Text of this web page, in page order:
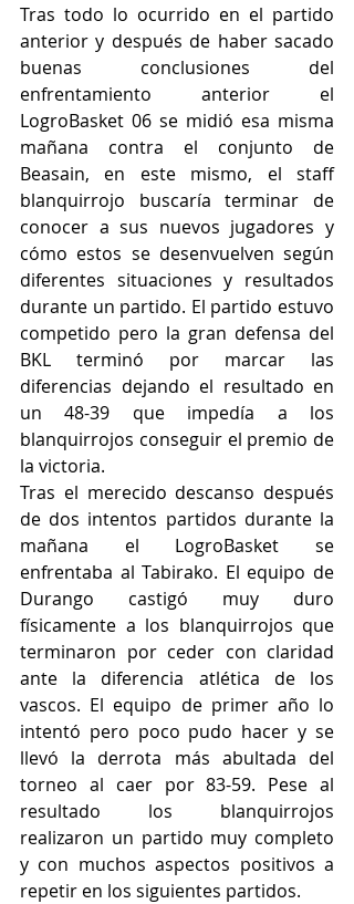
Tras todo lo ocurrido en el partido
anterior y después de haber sacado
buenas conclusiones del
enfrentamiento anterior el
LogroBasket 06 se midió esa misma
mañana contra el conjunto de
Beasain, en este mismo, el staff
blanquirrojo buscaría terminar de
conocer a sus nuevos jugadores y
cómo estos se desenvuelven según
diferentes situaciones y resultados
durante un partido. El partido estuvo
competido pero la gran defensa del
BKL terminó por marcar las
diferencias dejando el resultado en
un 48-39 que impedía a los
blanquirrojos conseguir el premio de
la victoria.
Tras el merecido descanso después
de dos intentos partidos durante la
mañana el LogroBasket se
enfrentaba al Tabirako. El equipo de
Durango castigó muy duro
físicamente a los blanquirrojos que
terminaron por ceder con claridad
ante la diferencia atlética de los
vascos. El equipo de primer año lo
intentó pero poco pudo hacer y se
llevó la derrota más abultada del
torneo al caer por 83-59. Pese al
resultado los blanquirrojos
realizaron un partido muy completo
y con muchos aspectos positivos a
repetir en los siguientes partidos.